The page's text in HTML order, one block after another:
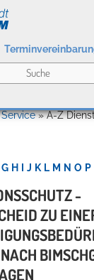
Service»A-Z
G H J K L M N O P
-
ZU